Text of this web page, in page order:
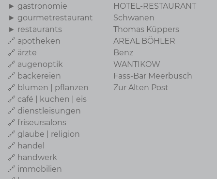
► gastronomie
► gourmetrestaurant
► restaurants
🔗 apotheken
🔗 ärzte
🔗 augenoptik
🔗 bäckereien
🔗 blumen | pflanzen
🔗 café | kuchen | eis
🔗 dienstleisungen
🔗 friseursalons
🔗 glaube | religion
🔗 handel
🔗 handwerk
🔗 immobilien
HOTEL-RESTAURANT
Schwanen
Thomas Küppers
AREAL BÖHLER
Benz
WANTIKOW
Fass-Bar Meerbusch
Zur Alten Post